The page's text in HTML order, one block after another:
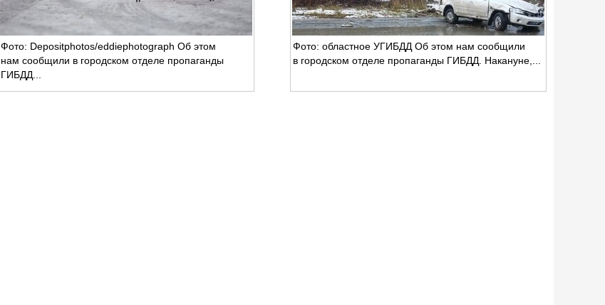
Фото: Depositphotos/eddiephotograph Об этом
нам сообщили в городском отделе пропаганды
ГИБДД...
Фото: областное УГИБДД Об этом нам сообщили
в городском отделе пропаганды ГИБДД. Накануне,...